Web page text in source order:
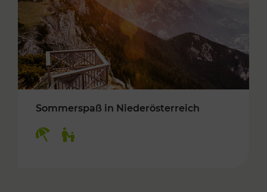
Sommerspaß in Niederösterreich